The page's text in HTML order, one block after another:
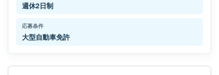
週休2日制
応募条件
大型自動車免許